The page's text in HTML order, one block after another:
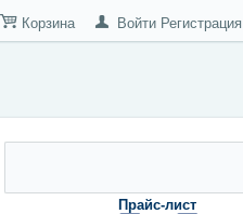
Корзина Войти Регистрация
Прайс-лист